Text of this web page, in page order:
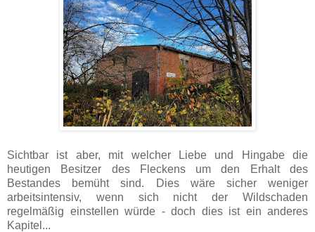
Sichtbar ist aber, mit welcher Liebe und Hingabe die
heutigen Besitzer des Fleckens um den Erhalt des
Bestandes bemüht sind. Dies wäre sicher weniger
arbeitsintensiv, wenn sich nicht der Wildschaden
regelmäßig einstellen würde - doch dies ist ein anderes
Kapitel...